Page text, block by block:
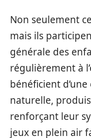
Non seulement
mais ils
générale des
régulièrement à
bénéficient
naturelle,
renforçant leur
jeux en plein air